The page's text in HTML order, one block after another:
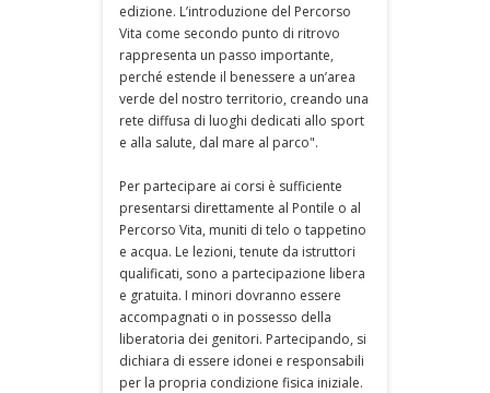
edizione. L’introduzione del Percorso
Vita come secondo punto di ritrovo
rappresenta un passo importante,
perché estende il benessere a un’area
verde del nostro territorio, creando una
rete diffusa di luoghi dedicati allo sport
e alla salute, dal mare al parco".
Per partecipare ai corsi è sufficiente
presentarsi direttamente al Pontile o al
Percorso Vita, muniti di telo o tappetino
e acqua. Le lezioni, tenute da istruttori
qualificati, sono a partecipazione libera
e gratuita. I minori dovranno essere
accompagnati o in possesso della
liberatoria dei genitori. Partecipando, si
dichiara di essere idonei e responsabili
per la propria condizione fisica iniziale.